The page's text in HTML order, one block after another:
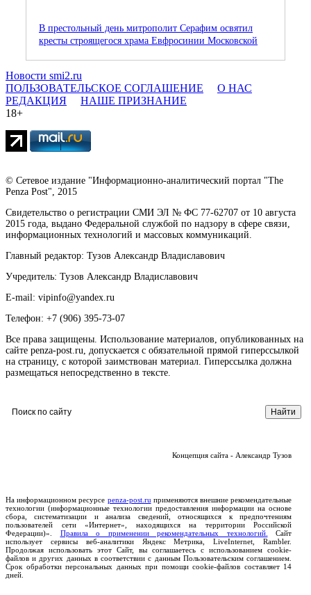
В престольный день митрополит Серафим освятил
кресты строящегося храма Евфросинии Московской
Новости smi2.ru
ПОЛЬЗОВАТЕЛЬСКОЕ СОГЛАШЕНИЕ
О НАС
РЕДАКЦИЯ
НАШЕ ПРИЗНАНИЕ
18+
© Сетевое издание "Информационно-аналитический портал "The
Penza Post", 2015
Свидетельство о регистрации СМИ ЭЛ № ФС 77-62707 от 10 августа
2015 года, выдано Федеральной службой по надзору в сфере связи,
информационных технологий и массовых коммуникаций.
Главный редактор: Тузов Александр Владиславович
Учредитель: Тузов Александр Владиславович
E-mail: vipinfo@yandex.ru
Телефон: +7 (906) 395-73-07
Все права защищены. Использование материалов, опубликованных на
сайте penza-post.ru, допускается с обязательной прямой гиперссылкой
на страницу, с которой заимствован материал. Гиперссылка должна
размещаться непосредственно в тексте.
Концепция сайта - Александр Тузов
На информационном ресурсе penza-post.ru применяются внешние рекомендательные
технологии (информационные технологии предоставления информации на основе
сбора, систематизации и анализа сведений, относящихся к предпочтениям
пользователей сети «Интернет», находящихся на территории Российской
Федерации)». Правила о применении рекомендательных технологий.
Сайт
использует сервисы веб-аналитики Яндекс Метрика, LiveInternet, Rambler.
Продолжая использовать этот Сайт, вы соглашаетесь с использованием cookie-
файлов и других данных в соответствии с данным Пользовательским соглашением.
Срок обработки персональных данных при помощи cookie-файлов составляет 14
дней.